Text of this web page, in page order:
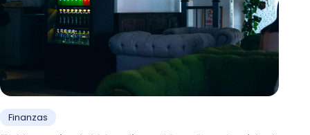
Finanzas